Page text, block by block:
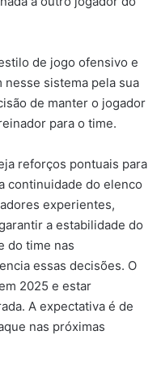
de jogo ofensivo e
nesse sistema pela sua
de manter o jogador
para o time.
reforços pontuais para
continuidade do elenco
experientes,
a estabilidade do
do time nas
essas decisões. O
2025 e estar
A expectativa é de
nas próximas